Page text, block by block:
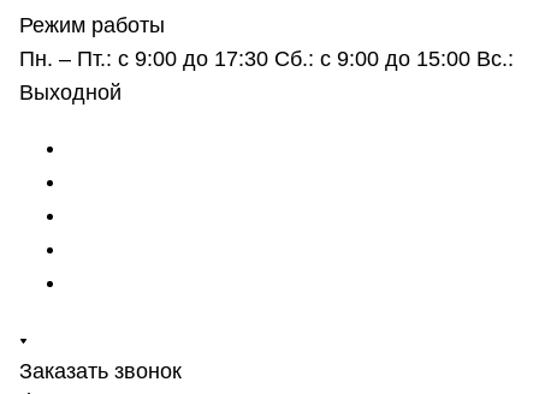
Режим работы
Пн. – Пт.: с 9:00 до 17:30 Сб.: с 9:00 до 15:00 Вс.:
Выходной
Заказать звонок